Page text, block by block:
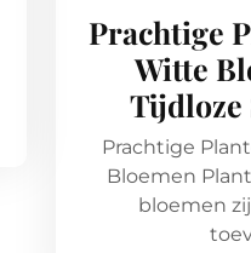
Prachtige
Witte
Tijdloze
Prachtige
Bloemen
bloemen